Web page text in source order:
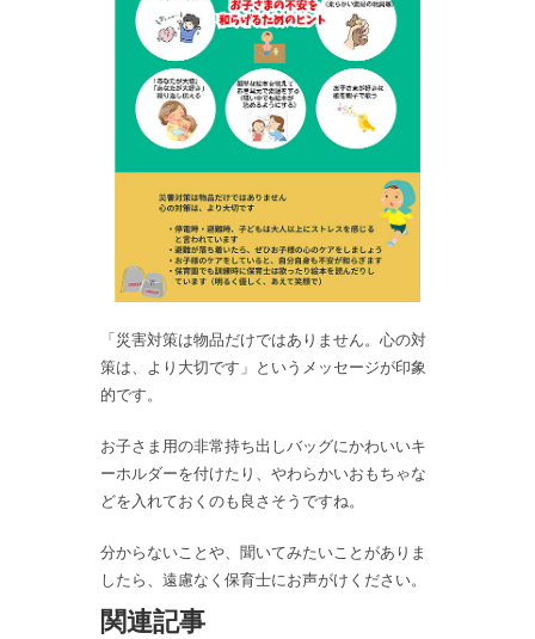
「災害対策は物品だけではありません。心の対
策は、より大切です」というメッセージが印象
的です。
お子さま用の非常持ち出しバッグにかわいいキ
ーホルダーを付けたり、やわらかいおもちゃな
どを入れておくのも良さそうですね。
分からないことや、聞いてみたいことがありま
したら、遠慮なく保育士にお声がけください。
関連記事